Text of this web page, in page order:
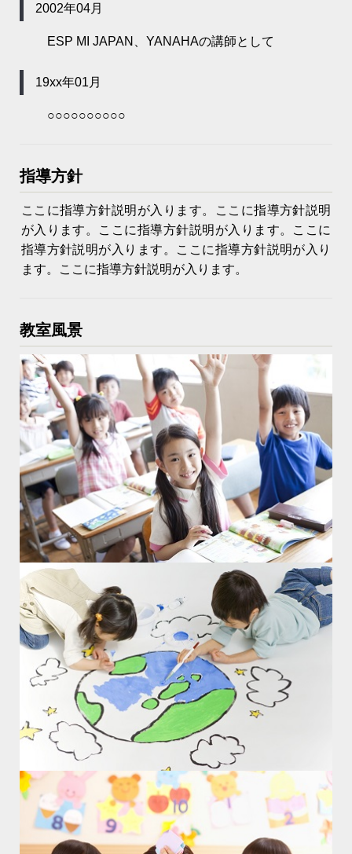
2002年04月
ESP MI JAPAN、YANAHAの講師として
19xx年01月
○○○○○○○○○○
指導方針
ここに指導方針説明が入ります。ここに指導方針説明
が入ります。ここに指導方針説明が入ります。ここに
指導方針説明が入ります。ここに指導方針説明が入り
ます。ここに指導方針説明が入ります。
教室風景